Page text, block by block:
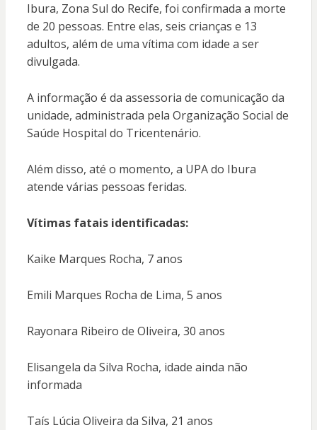
Ibura, Zona Sul do Recife, foi confirmada a morte
de 20 pessoas. Entre elas, seis crianças e 13
adultos, além de uma vítima com idade a ser
divulgada.
A informação é da assessoria de comunicação da
unidade, administrada pela Organização Social de
Saúde Hospital do Tricentenário.
Além disso, até o momento, a UPA do Ibura
atende várias pessoas feridas.
Vítimas fatais identificadas:
Kaike Marques Rocha, 7 anos
Emili Marques Rocha de Lima, 5 anos
Rayonara Ribeiro de Oliveira, 30 anos
Elisangela da Silva Rocha, idade ainda não
informada
Taís Lúcia Oliveira da Silva, 21 anos